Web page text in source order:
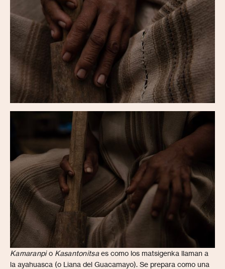
Kamaranpio Kasantonitsaes como los matsigenka llaman a
la ayahuasca (o Liana del Guacamayo). Se prepara como una